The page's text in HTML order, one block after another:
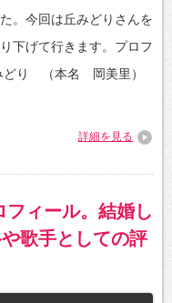
。今回は丘みどりさんを
下げて行きます。プロフ
どり （本名 岡美里）
詳細を見る
ィール。結婚し
歌手としての評